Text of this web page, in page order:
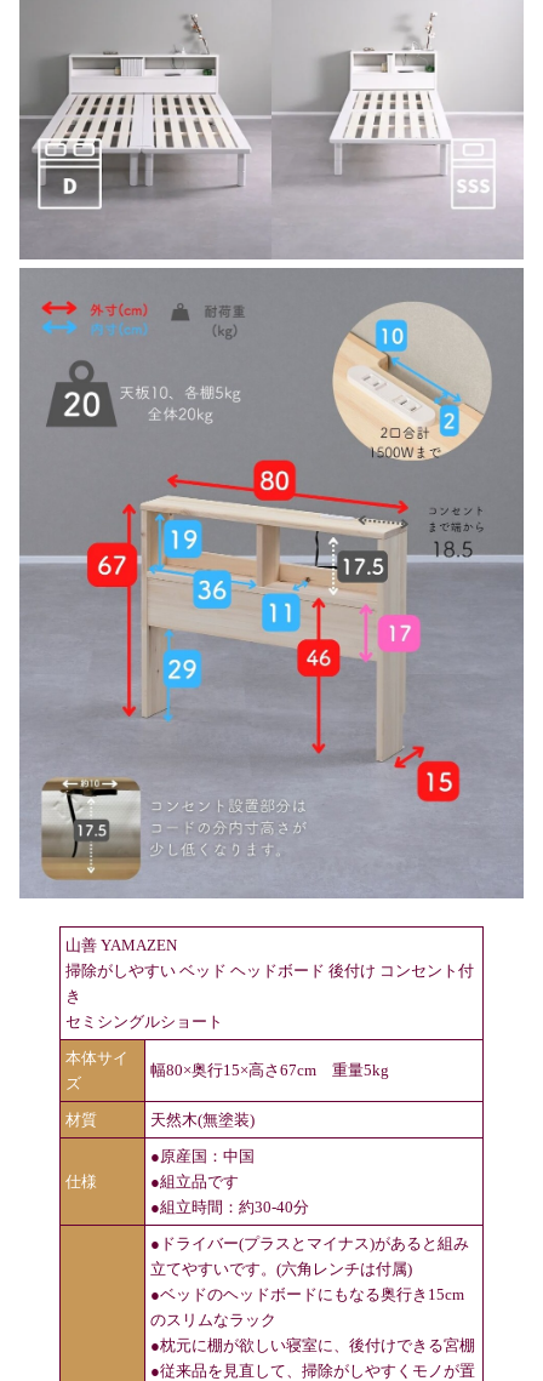
山善 YAMAZEN
掃除がしやすい ベッド ヘッドボード 後付け コンセント付
き
セミシングルショート
本体サイ
ズ
幅80×奥行15×高さ67cm 重量5kg
材質 天然木(無塗装)
仕様
●原産国：中国
●組立品です
●組立時間：約30-40分
●ドライバー(プラスとマイナス)があると組み
立てやすいです。(六角レンチは付属)
●ベッドのヘッドボードにもなる奥行き15cm
のスリムなラック
●枕元に棚が欲しい寝室に、後付けできる宮棚
●従来品を見直して、掃除がしやすくモノが置